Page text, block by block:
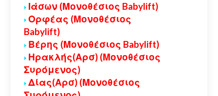
Ιάσων (Μονοθέσιος Babylift)
Ορφέας (Μονοθέσιος
Babylift)
Βέρης (Μονοθέσιος Babylift)
Ηρακλής(Αρσ) (Μονοθέσιος
Συρόμενος)
Δίας(Αρσ) (Μονοθέσιος